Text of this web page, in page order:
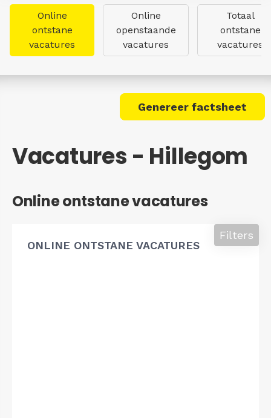
Online
ontstane
vacatures
Online
openstaande
vacatures
Totaal
ontstane
vacatures
Genereer factsheet
Vacatures - Hillegom
Online ontstane vacatures
ONLINE ONTSTANE VACATURES
Filters